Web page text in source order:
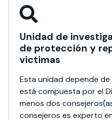
Unidad de
de protección y
victimas
Esta unidad depende
está compuesta por el
menos dos
consejeros es experto